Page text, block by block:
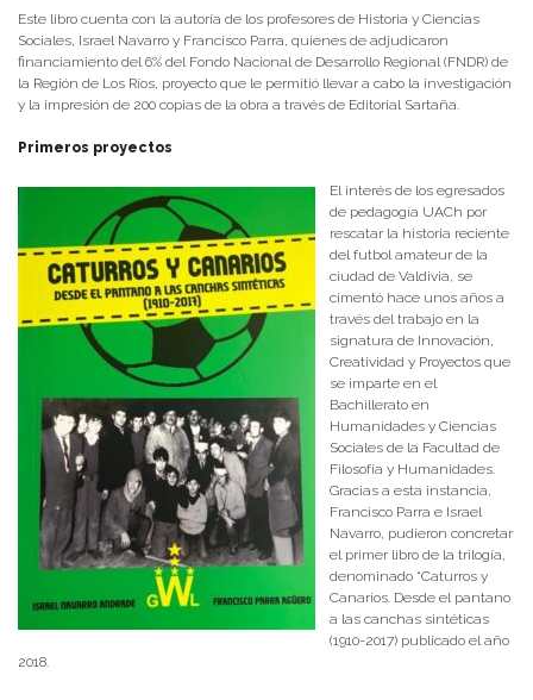
Este libro cuenta con la autoría de los profesores de Historia y Ciencias
Sociales, Israel Navarro y Francisco Parra, quienes de adjudicaron
financiamiento del 6% del Fondo Nacional de Desarrollo Regional (FNDR) de
la Región de Los Ríos, proyecto que le permitió llevar a cabo la investigación
y la impresión de 200 copias de la obra a través de Editorial Sartaña.
Primeros proyectos
El interés de los egresados
de pedagogía UACh por
rescatar la historia reciente
del futbol amateur de la
ciudad de Valdivia, se
cimentó hace unos años a
través del trabajo en la
signatura de Innovación,
Creatividad y Proyectos que
se imparte en el
Bachillerato en
Humanidades y Ciencias
Sociales de la Facultad de
Filosofía y Humanidades.
Gracias a esta instancia,
Francisco Parra e Israel
Navarro, pudieron concretar
el primer libro de la trilogía,
denominado “Caturros y
Canarios. Desde el pantano
a las canchas sintéticas
(1910-2017) publicado el año
2018.